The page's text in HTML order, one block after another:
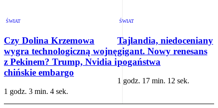
ŚWIAT
Czy Dolina Krzemowa
wygra technologiczną wojnę
z Pekinem? Trump, Nvidia i
chińskie embargo
1 godz. 3 min. 4 sek.
ŚWIAT
Tajlandia, niedoceniany
gigant. Nowy renesans
pogaństwa
1 godz. 17 min. 12 sek.